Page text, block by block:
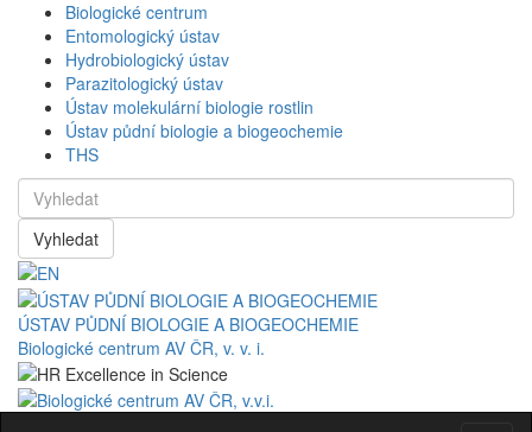
Biologické centrum
Entomologický ústav
Hydrobiologický ústav
Parazitologický ústav
Ústav molekulární biologie rostlin
Ústav půdní biologie a biogeochemie
THS
Vyhledat
ÚSTAV PŮDNÍ BIOLOGIE A BIOGEOCHEMIE
Biologické centrum AV ČR, v. v. i.